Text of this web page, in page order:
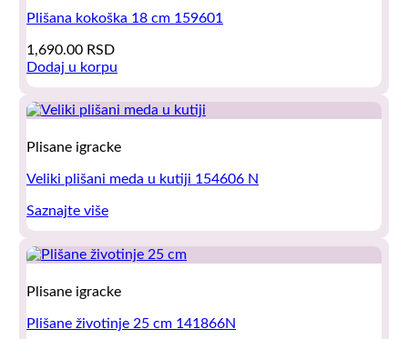
Plišana kokoška 18 cm 159601
1,690.00 RSD
Dodaj u korpu
Plisane igracke
Veliki plišani meda u kutiji 154606 N
Saznajte više
Plisane igracke
Plišane životinje 25 cm 141866N